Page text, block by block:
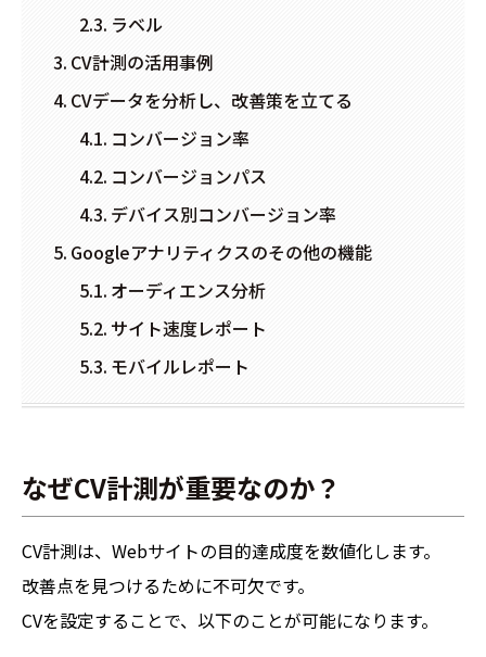
ラベル
CV計測の活用事例
CVデータを分析し、改善策を立てる
コンバージョン率
コンバージョンパス
デバイス別コンバージョン率
Googleアナリティクスのその他の機能
オーディエンス分析
サイト速度レポート
モバイルレポート
なぜCV計測が重要なのか？
CV計測は、Webサイトの目的達成度を数値化します。
改善点を見つけるために不可欠です。
CVを設定することで、以下のことが可能になります。